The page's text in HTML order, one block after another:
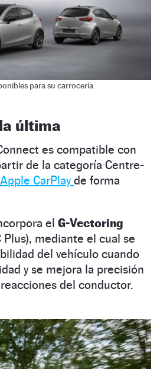
para su carrocería.
última
es compatible con
de la categoría Centre-
Apple CarPlayde forma
el G-Vectoring
Plus), mediante el cual se
del vehículo cuando
y se mejora la precisión
del conductor.